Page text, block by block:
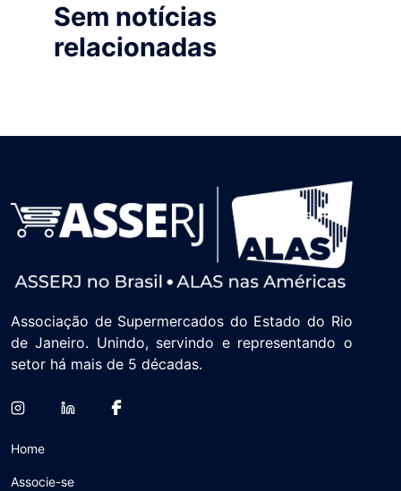
Sem notícias
relacionadas
Associação de Supermercados do Estado do Rio
de Janeiro. Unindo, servindo e representando o
setor há mais de 5 décadas.
Home
Associe-se